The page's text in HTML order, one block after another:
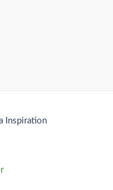
Inspiration